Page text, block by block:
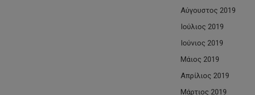
Αύγουστος 2019
Ιούλιος 2019
Ιούνιος 2019
Μάιος 2019
Απρίλιος 2019
Μάρτιος 2019